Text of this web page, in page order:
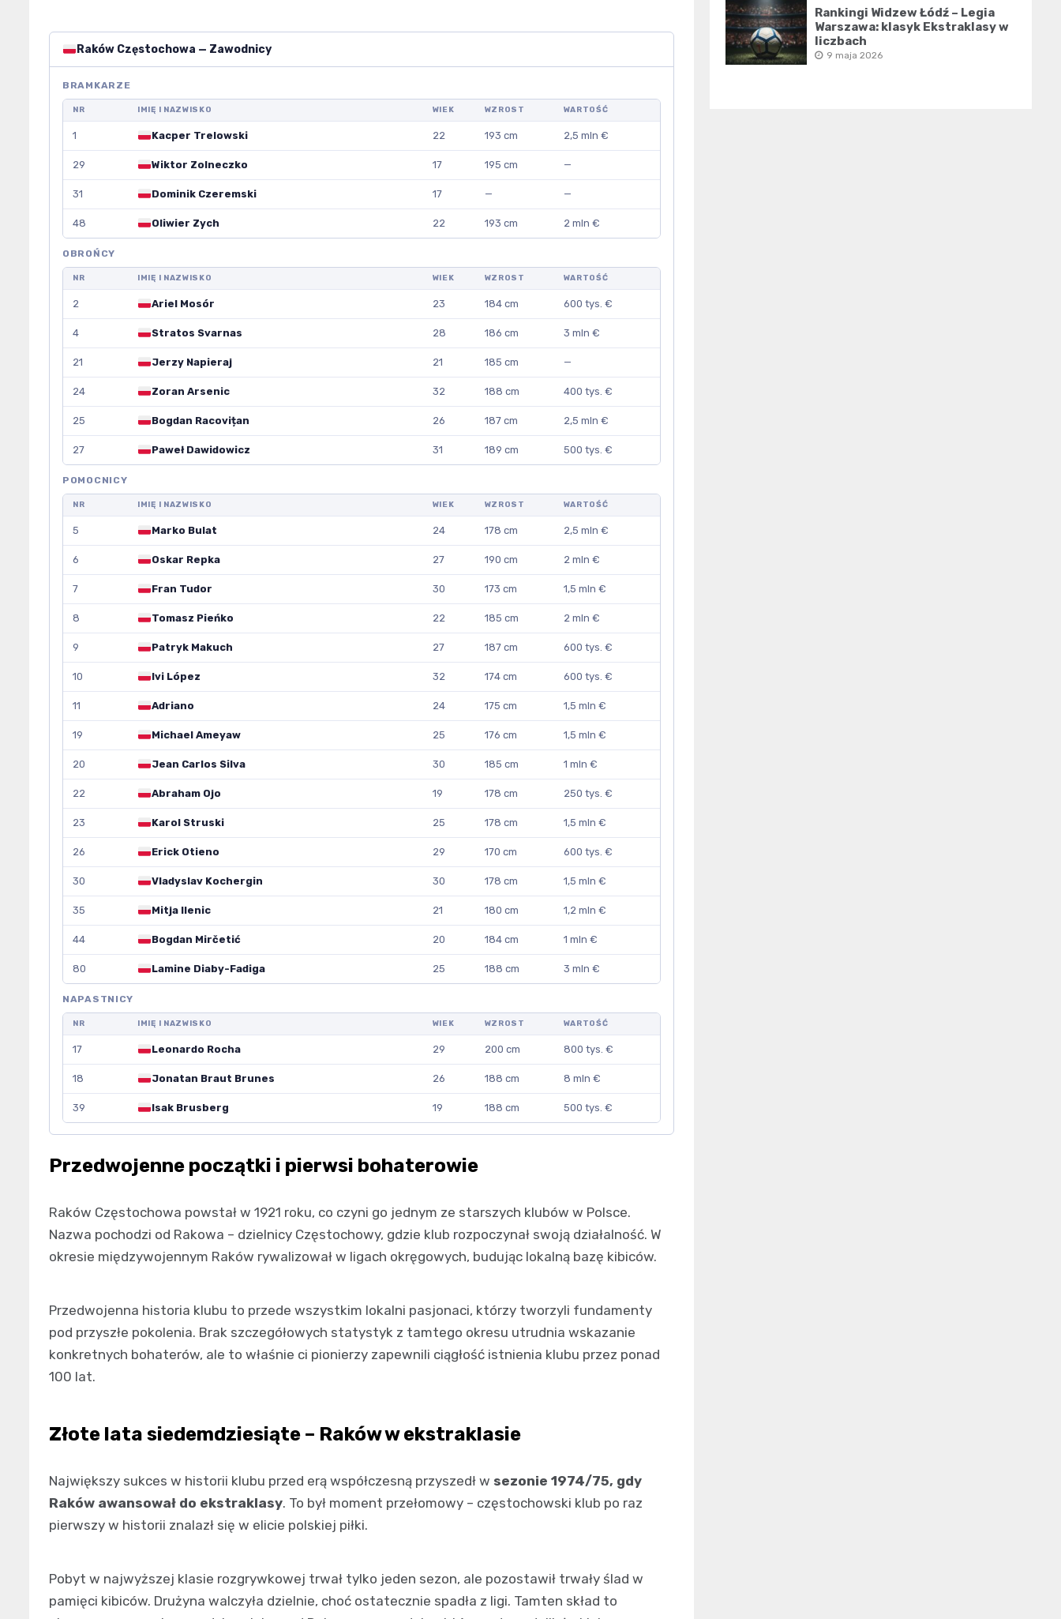
Raków Częstochowa — Zawodnicy
BRAMKARZE
NR IMIĘ I NAZWISKO WIEK WZROST WARTOŚĆ
1 Kacper Trelowski 22 193 cm 2,5 mln €
29 Wiktor Zolneczko 17 195 cm —
31 Dominik Czeremski 17 — —
48 Oliwier Zych 22 193 cm 2 mln €
OBROŃCY
NR IMIĘ I NAZWISKO WIEK WZROST WARTOŚĆ
2 Ariel Mosór 23 184 cm 600 tys. €
4 Stratos Svarnas 28 186 cm 3 mln €
21 Jerzy Napieraj 21 185 cm —
24 Zoran Arsenic 32 188 cm 400 tys. €
25 Bogdan Racovițan 26 187 cm 2,5 mln €
27 Paweł Dawidowicz 31 189 cm 500 tys. €
POMOCNICY
NR IMIĘ I NAZWISKO WIEK WZROST WARTOŚĆ
5 Marko Bulat 24 178 cm 2,5 mln €
6 Oskar Repka 27 190 cm 2 mln €
7 Fran Tudor 30 173 cm 1,5 mln €
8 Tomasz Pieńko 22 185 cm 2 mln €
9 Patryk Makuch 27 187 cm 600 tys. €
10 Ivi López 32 174 cm 600 tys. €
11 Adriano 24 175 cm 1,5 mln €
19 Michael Ameyaw 25 176 cm 1,5 mln €
20 Jean Carlos Silva 30 185 cm 1 mln €
22 Abraham Ojo 19 178 cm 250 tys. €
23 Karol Struski 25 178 cm 1,5 mln €
26 Erick Otieno 29 170 cm 600 tys. €
30 Vladyslav Kochergin 30 178 cm 1,5 mln €
35 Mitja Ilenic 21 180 cm 1,2 mln €
44 Bogdan Mirčetić 20 184 cm 1 mln €
80 Lamine Diaby-Fadiga 25 188 cm 3 mln €
NAPASTNICY
NR IMIĘ I NAZWISKO WIEK WZROST WARTOŚĆ
17 Leonardo Rocha 29 200 cm 800 tys. €
18 Jonatan Braut Brunes 26 188 cm 8 mln €
39 Isak Brusberg 19 188 cm 500 tys. €
Przedwojenne początki i pierwsi bohaterowie
Raków Częstochowa powstał w 1921 roku, co czyni go jednym ze starszych klubów w Polsce.
Nazwa pochodzi od Rakowa – dzielnicy Częstochowy, gdzie klub rozpoczynał swoją działalność. W
okresie międzywojennym Raków rywalizował w ligach okręgowych, budując lokalną bazę kibiców.
Przedwojenna historia klubu to przede wszystkim lokalni pasjonaci, którzy tworzyli fundamenty
pod przyszłe pokolenia. Brak szczegółowych statystyk z tamtego okresu utrudnia wskazanie
konkretnych bohaterów, ale to właśnie ci pionierzy zapewnili ciągłość istnienia klubu przez ponad
100 lat.
Złote lata siedemdziesiąte – Raków w ekstraklasie
Największy sukces w historii klubu przed erą współczesną przyszedł w sezonie 1974/75, gdy
Raków awansował do ekstraklasy. To był moment przełomowy – częstochowski klub po raz
pierwszy w historii znalazł się w elicie polskiej piłki.
Pobyt w najwyższej klasie rozgrywkowej trwał tylko jeden sezon, ale pozostawił trwały ślad w
pamięci kibiców. Drużyna walczyła dzielnie, choć ostatecznie spadła z ligi. Tamten skład to
Rankingi Widzew Łódź – Legia
Warszawa: klasyk Ekstraklasy w
liczbach
9 maja 2026